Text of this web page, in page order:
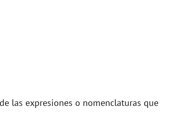
las expresiones o nomenclaturas que